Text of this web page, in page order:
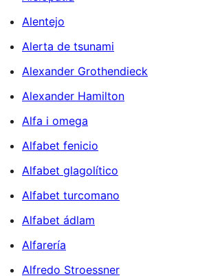
Alentejo
Alerta de tsunami
Alexander Grothendieck
Alexander Hamilton
Alfa i omega
Alfabet fenicio
Alfabet glagolítico
Alfabet turcomano
Alfabet ádlam
Alfarería
Alfredo Stroessner